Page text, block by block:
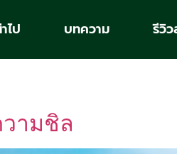
ไป บทความ รีวิ
ามชิล